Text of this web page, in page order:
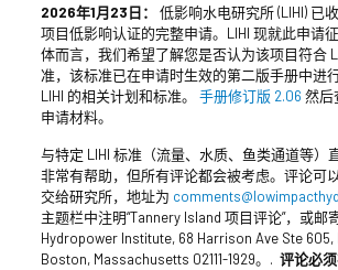
2026年1月23日：
低影响水电研究所 (LIHI) 已
项目低影响认证的完整申请。LIHI 现就此申请
体而言，我们希望了解您是否认为该项目符合
准，该标准已在申请时生效的第二版手册中进
LIHI 的相关计划和标准。 手册修订版 2.06 然后
申请材料。
与特定 LIHI 标准（流量、水质、鱼类通道等）
非常有帮助，但所有评论都会被考虑。评论可
交给研究所，地址为
主题栏中注明“Tannery Island 项目评论”，或邮
Hydropower Institute, 68 Harrison Ave Ste 605,
Boston, Massachusetts 02111-1929。. 评论必